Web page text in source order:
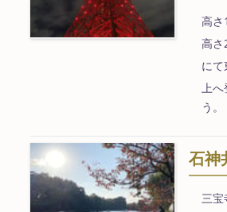
高さ
高さ
にて
上
う。
石神
三宝